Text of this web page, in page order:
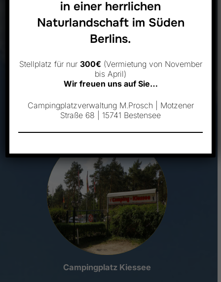
Firma M. Prosch, Campingplatzverwaltung
Campingplatzbetreiber (VCB)und betreibt seit
1991 die Anlagen „Naturcamping-Kiessee
Motzener Straße und „ Naturcamping-Tonsee
FKK
“ , Freudenthal welche jeweils in Bestensee
gelegen sind.
Campingplatz Kiessee
in einer herrlichen
Naturlandschaft im Süden
Berlins.
Stellplatz für nur 300€ (Vermietung von November
bis April)
Wir freuen uns auf Sie…
Campingplatzverwaltung M.Prosch | Motzener
Straße 68 | 15741 Bestensee